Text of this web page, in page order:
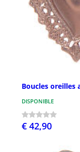
Boucles oreilles
DISPONIBLE
€ 42,90